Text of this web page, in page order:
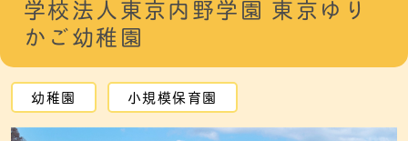
学校法人東京内野学園 東京ゆり
かご幼稚園
幼稚園 小規模保育園